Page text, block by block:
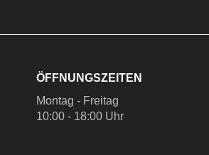
ÖFFNUNGSZEITEN
Montag - Freitag
10:00 - 18:00 Uhr